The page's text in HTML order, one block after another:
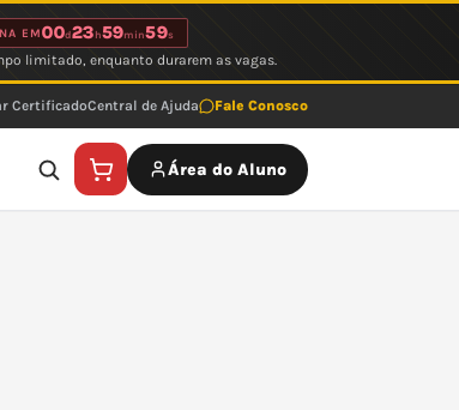
EM00d23 h59min59s
limitado, enquanto durarem as vagas.
CertificadoCentral de Ajuda Fale Conosco
Área do Aluno